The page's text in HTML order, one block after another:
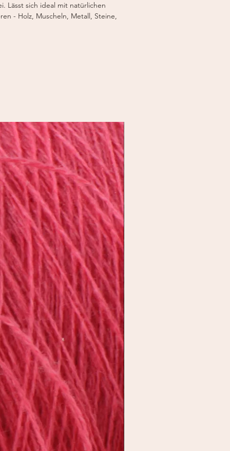
Lässt sich ideal mit natürlichen
- Holz, Muscheln, Metall, Steine,